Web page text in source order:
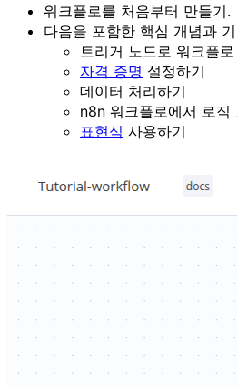
워크플로를 처음부터 만들기.
다음을 포함한 핵심 개념과
트리거 노드로 워크플
자격 증명 설정하기
데이터 처리하기
n8n 워크플로에서 로직
표현식 사용하기